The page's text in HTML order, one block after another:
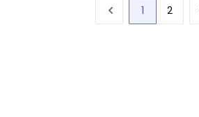
1 2